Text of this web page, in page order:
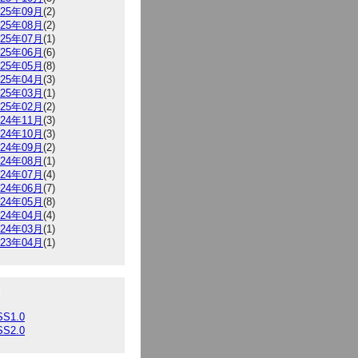
年09月 (2)
年08月 (2)
年07月 (1)
年06月 (6)
年05月 (8)
年04月 (3)
年03月 (1)
年02月 (2)
年11月 (3)
年10月 (3)
年09月 (2)
年08月 (1)
年07月 (4)
年06月 (7)
年05月 (8)
年04月 (4)
年03月 (1)
年04月 (1)